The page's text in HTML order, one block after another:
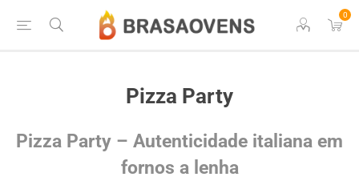
0
Pizza Party
Pizza Party – Autenticidade italiana em
fornos a lenha